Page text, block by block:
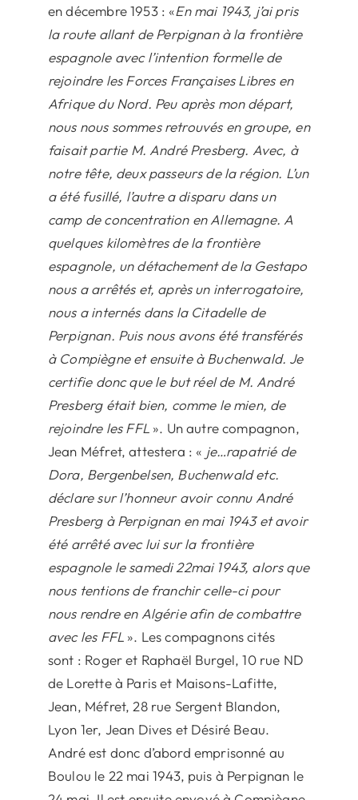
en décembre 1953 : «En mai 1943, j’ai pris
la route allant de Perpignan à la frontière
espagnole avec l’intention formelle de
rejoindre les Forces Françaises Libres en
Afrique du Nord. Peu après mon départ,
nous nous sommes retrouvés en groupe, en
faisait partie M. André Presberg. Avec, à
notre tête, deux passeurs de la région. L’un
a été fusillé, l’autre a disparu dans un
camp de concentration en Allemagne. A
quelques kilomètres de la frontière
espagnole, un détachement de la Gestapo
nous a arrêtés et, après un interrogatoire,
nous a internés dans la Citadelle de
Perpignan. Puis nous avons été transférés
à Compiègne et ensuite à Buchenwald. Je
certifie donc que le but réel de M. André
Presberg était bien, comme le mien, de
rejoindre les FFL». Un autre compagnon,
Jean Méfret, attestera : « je…rapatrié de
Dora, Bergenbelsen, Buchenwald etc.
déclare sur l’honneur avoir connu André
Presberg à Perpignan en mai 1943 et avoir
été arrêté avec lui sur la frontière
espagnole le samedi 22mai 1943, alors que
nous tentions de franchir celle-ci pour
nous rendre en Algérie afin de combattre
avec les FFL ». Les compagnons cités
sont : Roger et Raphaël Burgel, 10 rue ND
de Lorette à Paris et Maisons-Lafitte,
Jean, Méfret, 28 rue Sergent Blandon,
Lyon 1er, Jean Dives et Désiré Beau.
André est donc d’abord emprisonné au
Boulou le 22 mai 1943, puis à Perpignan le